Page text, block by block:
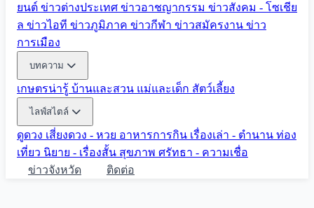
ยนต์ ข่าวต่างประเทศ ข่าวอาชญากรรม ข่าวสังคม - โซเชีย
ล ข่าวไอที ข่าวภูมิภาค ข่าวกีฬา ข่าวสมัครงาน ข่าว
การเมือง
บทความ
เกษตรน่ารู้ บ้านและสวน แม่และเด็ก สัตว์เลี้ยง
ไลฟ์สไตล์
ดูดวง เสี่ยงดวง - หวย อาหารการกิน เรื่องเล่า - ตำนาน ท่อง
เที่ยว นิยาย - เรื่องสั้น สุขภาพ ศรัทธา - ความเชื่อ
ข่าวจังหวัด
ติดต่อ